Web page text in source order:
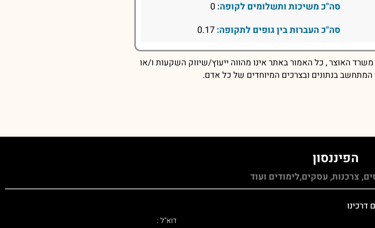
סה"כ משיכות ותשלומים לקופה:0
סה"כ העברות בין גופים לתקופה:0.17
האוצר , כל האמור באתר אינו מהווה ייעוץ/שיווק השקעות ו/או
המתחשב בנתונים ובצרכים המיוחדים של כל אדם.
הפיננסון
צרכנות, עסקים,לימודים ועוד
דרכינו
דוא"ל :